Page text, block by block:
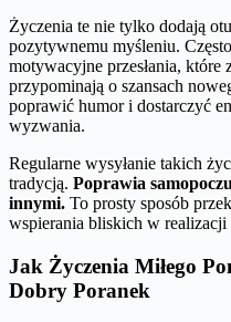
Życzenia te nie tylko dodają
pozytywnemu myśleniu.
motywacyjne przesłania, które
przypominają o szansach
poprawić humor i dostarczyć
wyzwania.
Regularne wysyłanie takich
tradycją. Poprawia
innymi. To prosty sposób
wspierania bliskich w realizacji
Jak Życzenia Miłego
Dobry Poranek